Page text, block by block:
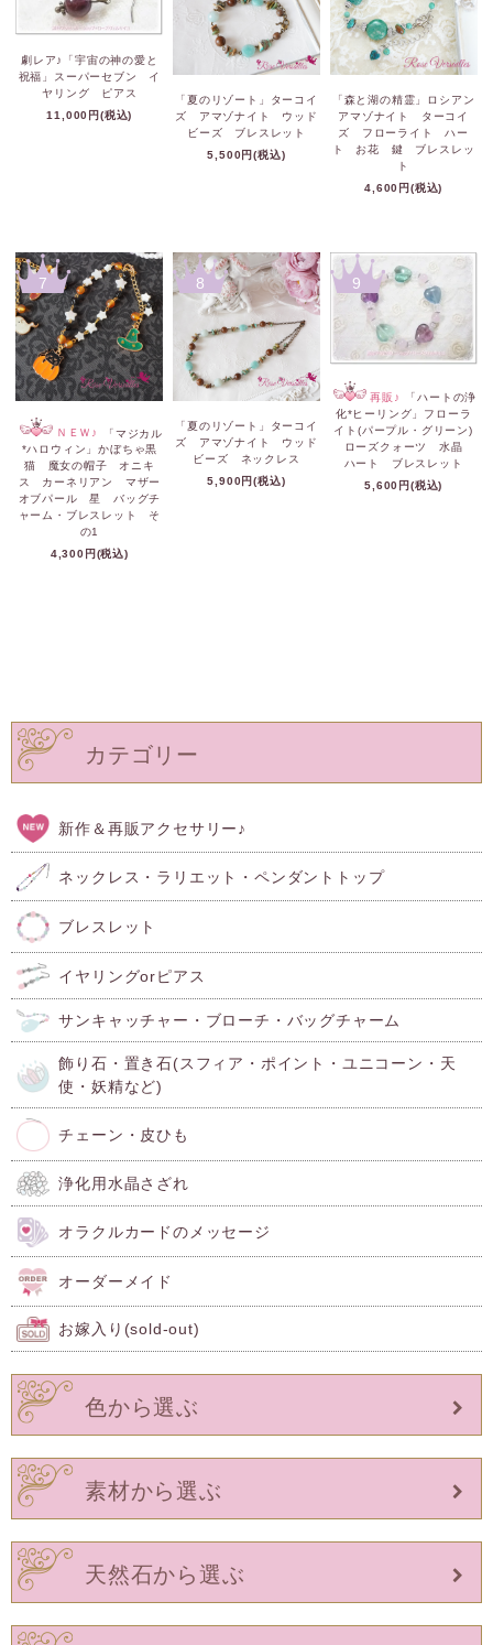
劇レア♪「宇宙の神の愛と
祝福」スーパーセブン イ
ヤリング ピアス
11,000円(税込)
「夏のリゾート」ターコイ
ズ アマゾナイト ウッド
ビーズ ブレスレット
5,500円(税込)
「森と湖の精霊」ロシアン
アマゾナイト ターコイ
ズ フローライト ハー
ト お花 鍵 ブレスレッ
ト
4,600円(税込)
7
ＮＥＷ♪
「マジカル
*ハロウィン」かぼちゃ黒
猫 魔女の帽子 オニキ
ス カーネリアン マザー
オブパール 星 バッグチ
ャーム・ブレスレット そ
の1
4,300円(税込)
8
「夏のリゾート」ターコイ
ズ アマゾナイト ウッド
ビーズ ネックレス
5,900円(税込)
9
再販♪
「ハートの浄
化*ヒーリング」フローラ
イト(パープル・グリーン)
ローズクォーツ 水晶
ハート ブレスレット
5,600円(税込)
カテゴリー
新作＆再販アクセサリー♪
ネックレス・ラリエット・ペンダントトップ
ブレスレット
イヤリングorピアス
サンキャッチャー・ブローチ・バッグチャーム
飾り石・置き石(スフィア・ポイント・ユニコーン・天
使・妖精など)
チェーン・皮ひも
浄化用水晶さざれ
オラクルカードのメッセージ
オーダーメイド
お嫁入り(sold-out)
色から選ぶ
素材から選ぶ
天然石から選ぶ